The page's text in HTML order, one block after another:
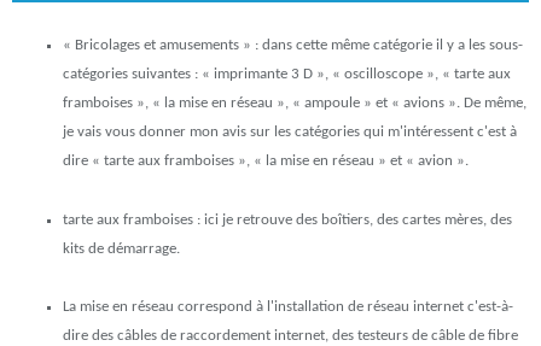
« Bricolages et amusements » : dans cette même catégorie il y a les sous-
catégories suivantes : « imprimante 3 D », « oscilloscope », « tarte aux
framboises », « la mise en réseau », « ampoule » et « avions ». De même,
je vais vous donner mon avis sur les catégories qui m'intéressent c'est à
dire « tarte aux framboises », « la mise en réseau » et « avion ».
tarte aux framboises : ici je retrouve des boîtiers, des cartes mères, des
kits de démarrage.
La mise en réseau correspond à l'installation de réseau internet c'est-à-
dire des câbles de raccordement internet, des testeurs de câble de fibre